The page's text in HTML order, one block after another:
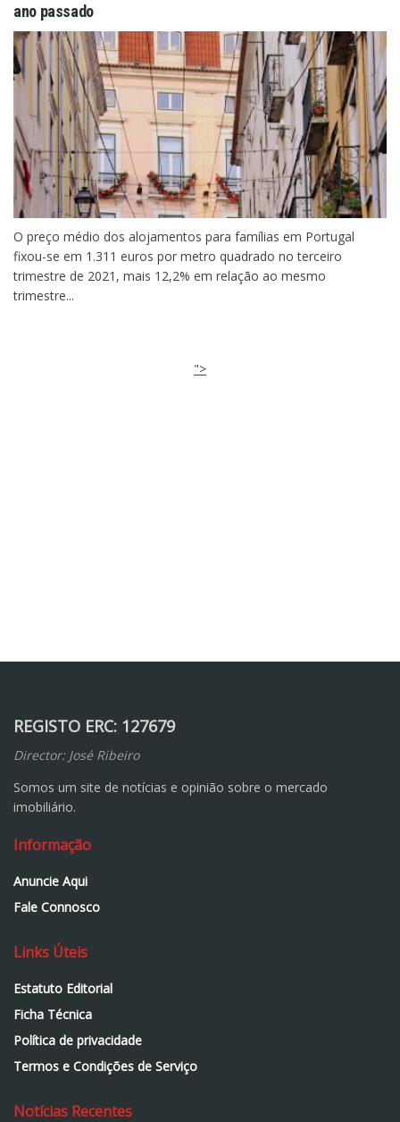
ano passado
O preço médio dos alojamentos para famílias em Portugal
fixou-se em 1.311 euros por metro quadrado no terceiro
trimestre de 2021, mais 12,2% em relação ao mesmo
trimestre...
">
REGISTO ERC: 127679
Director: José Ribeiro
Somos um site de notícias e opinião sobre o mercado
imobiliário.
Informação
Anuncie Aqui
Fale Connosco
Links Úteis
Estatuto Editorial
Ficha Técnica
Política de privacidade
Termos e Condições de Serviço
Notícias Recentes